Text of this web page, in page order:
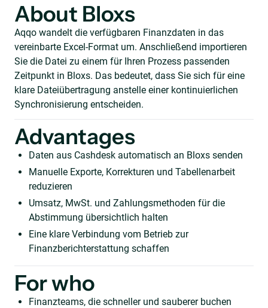
About Bloxs
Aqqo wandelt die verfügbaren Finanzdaten in das
vereinbarte Excel-Format um. Anschließend importieren
Sie die Datei zu einem für Ihren Prozess passenden
Zeitpunkt in Bloxs. Das bedeutet, dass Sie sich für eine
klare Dateiübertragung anstelle einer kontinuierlichen
Synchronisierung entscheiden.
Advantages
Daten aus Cashdesk automatisch an Bloxs senden
Manuelle Exporte, Korrekturen und Tabellenarbeit
reduzieren
Umsatz, MwSt. und Zahlungsmethoden für die
Abstimmung übersichtlich halten
Eine klare Verbindung vom Betrieb zur
Finanzberichterstattung schaffen
For who
Finanzteams, die schneller und sauberer buchen